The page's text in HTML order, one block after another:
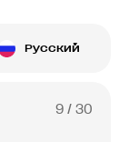
Русский
9 / 30